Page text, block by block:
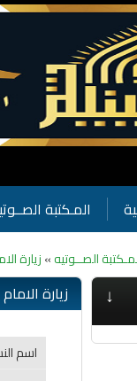
المـكتبة
الصــوتيه»زيارة
↓ زيارة
اسم